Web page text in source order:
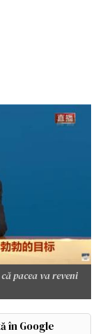
pacea va reveni
în Google